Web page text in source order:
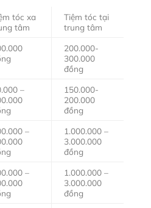
tóc xa
tâm
Tiệm tóc tại
trung tâm
200.000-
300.000
đồng
–
150.000-
200.000
đồng
–
1.000.000 –
3.000.000
đồng
–
1.000.000 –
3.000.000
đồng